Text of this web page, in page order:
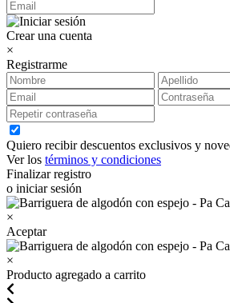
Crear una cuenta
×
Registrarme
Quiero recibir descuentos exclusivos y
Ver los términos y condiciones
Finalizar registro
o iniciar sesión
×
Aceptar
×
Producto agregado a carrito